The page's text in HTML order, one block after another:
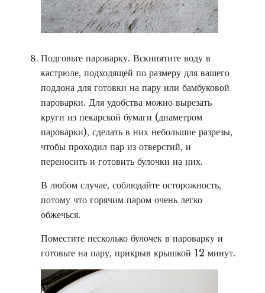
Подговьте пароварку. Вскипятите воду в
кастрюле, подходящей по размеру для вашего
поддона для готовки на пару или бамбуковой
пароварки. Для удобства можно вырезать
круги из пекарской бумаги (диаметром
пароварки), сделать в них небольшие разрезы,
чтобы проходил пар из отверстий, и
переносить и готовить булочки на них.
В любом случае, соблюдайте осторожность,
потому что горячим паром очень легко
обжечься.
Поместите несколько булочек в пароварку и
готовьте на пару, прикрыв крышкой 12 минут.